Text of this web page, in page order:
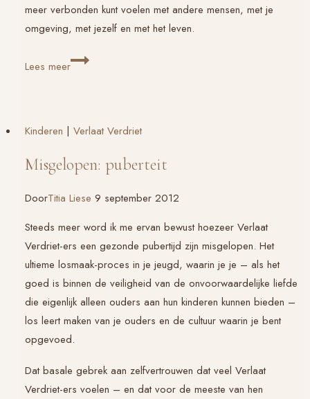
meer verbonden kunt voelen met andere mensen, met je
omgeving, met jezelf en met het leven.
Lees meerVerbinden
Kinderen | Verlaat Verdriet
Misgelopen: puberteit
DoorTitia Liese 9 september 2012
Steeds meer word ik me ervan bewust hoezeer Verlaat
Verdriet-ers een gezonde pubertijd zijn misgelopen. Het
ultieme losmaak-proces in je jeugd, waarin je je – als het
goed is binnen de veiligheid van de onvoorwaardelijke liefde
die eigenlijk alleen ouders aan hun kinderen kunnen bieden –
los leert maken van je ouders en de cultuur waarin je bent
opgevoed.
Dat basale gebrek aan zelfvertrouwen dat veel Verlaat
Verdriet-ers voelen – en dat voor de meeste van hen